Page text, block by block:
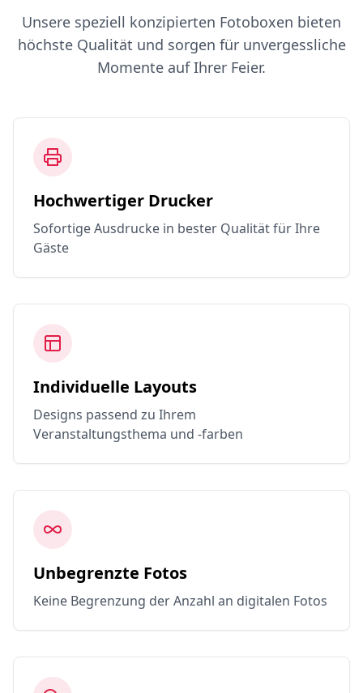
Unsere speziell konzipierten Fotoboxen bieten
höchste Qualität und sorgen für unvergessliche
Momente auf Ihrer Feier.
Hochwertiger Drucker
Sofortige Ausdrucke in bester Qualität für Ihre
Gäste
Individuelle Layouts
Designs passend zu Ihrem
Veranstaltungsthema und -farben
Unbegrenzte Fotos
Keine Begrenzung der Anzahl an digitalen Fotos